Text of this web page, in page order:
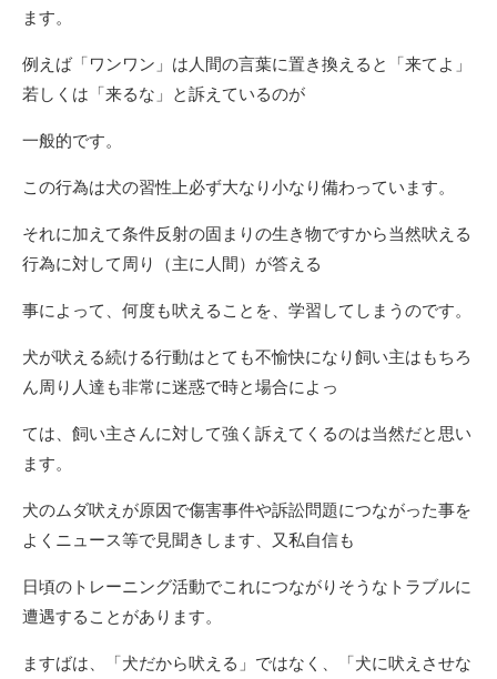
ます。
例えば「ワンワン」は人間の言葉に置き換えると「来てよ」
若しくは「来るな」と訴えているのが
一般的です。
この行為は犬の習性上必ず大なり小なり備わっています。
それに加えて条件反射の固まりの生き物ですから当然吠える
行為に対して周り（主に人間）が答える
事によって、何度も吠えることを、学習してしまうのです。
犬が吠える続ける行動はとても不愉快になり飼い主はもちろ
ん周り人達も非常に迷惑で時と場合によっ
ては、飼い主さんに対して強く訴えてくるのは当然だと思い
ます。
犬のムダ吠えが原因で傷害事件や訴訟問題につながった事を
よくニュース等で見聞きします、又私自信も
日頃のトレーニング活動でこれにつながりそうなトラブルに
遭遇することがあります。
ますばは、「犬だから吠える」ではなく、「犬に吠えさせな